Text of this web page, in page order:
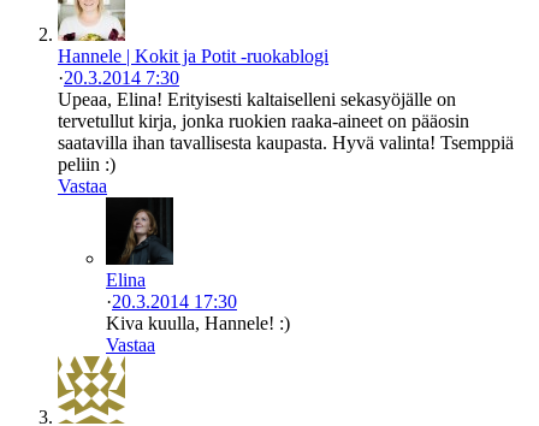
Hannele | Kokit ja Potit -ruokablogi
·20.3.2014 7:30
Upeaa, Elina! Erityisesti kaltaiselleni sekasyöjälle on
tervetullut kirja, jonka ruokien raaka-aineet on pääosin
saatavilla ihan tavallisesta kaupasta. Hyvä valinta! Tsemppiä
peliin :)
Vastaa
Elina
·20.3.2014 17:30
Kiva kuulla, Hannele! :)
Vastaa